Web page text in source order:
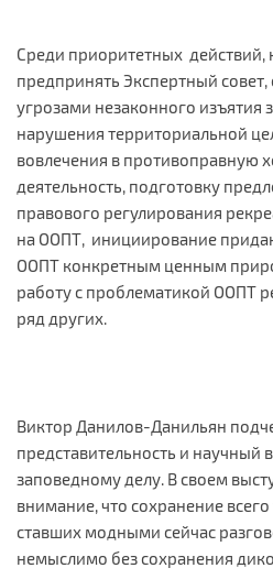
Среди приоритетных действий,
предпринять Экспертный совет,
угрозами незаконного изъятия
нарушения территориальной
вовлечения в противоправную
деятельность, подготовку
правового регулирования
на ООПТ, инициирование
ООПТ конкретным ценным
работу с проблематикой ООПТ
ряд других.
Виктор Данилов-Данильян
представительность и научный
заповедному делу. В своем
внимание, что сохранение
ставших модными сейчас
немыслимо без сохранения